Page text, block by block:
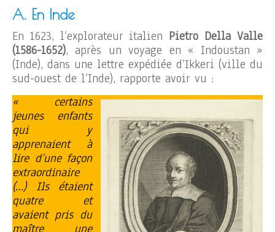
A. En Inde
En 1623, l’explorateur italien Pietro Della Valle
(1586-1652), après un voyage en « Indoustan »
(Inde), dans une lettre expédiée d’Ikkeri (ville du
sud-ouest de l’Inde), rapporte avoir vu :
« certains
jeunes enfants
qui y
apprenaient à
lire d’une façon
extraordinaire
(…) Ils étaient
quatre et
avaient pris du